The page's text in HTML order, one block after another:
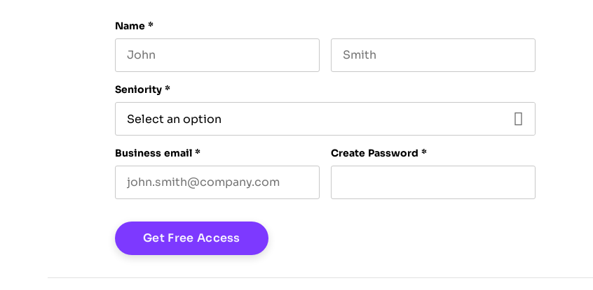
Name *
Seniority *
Business email * Create Password *